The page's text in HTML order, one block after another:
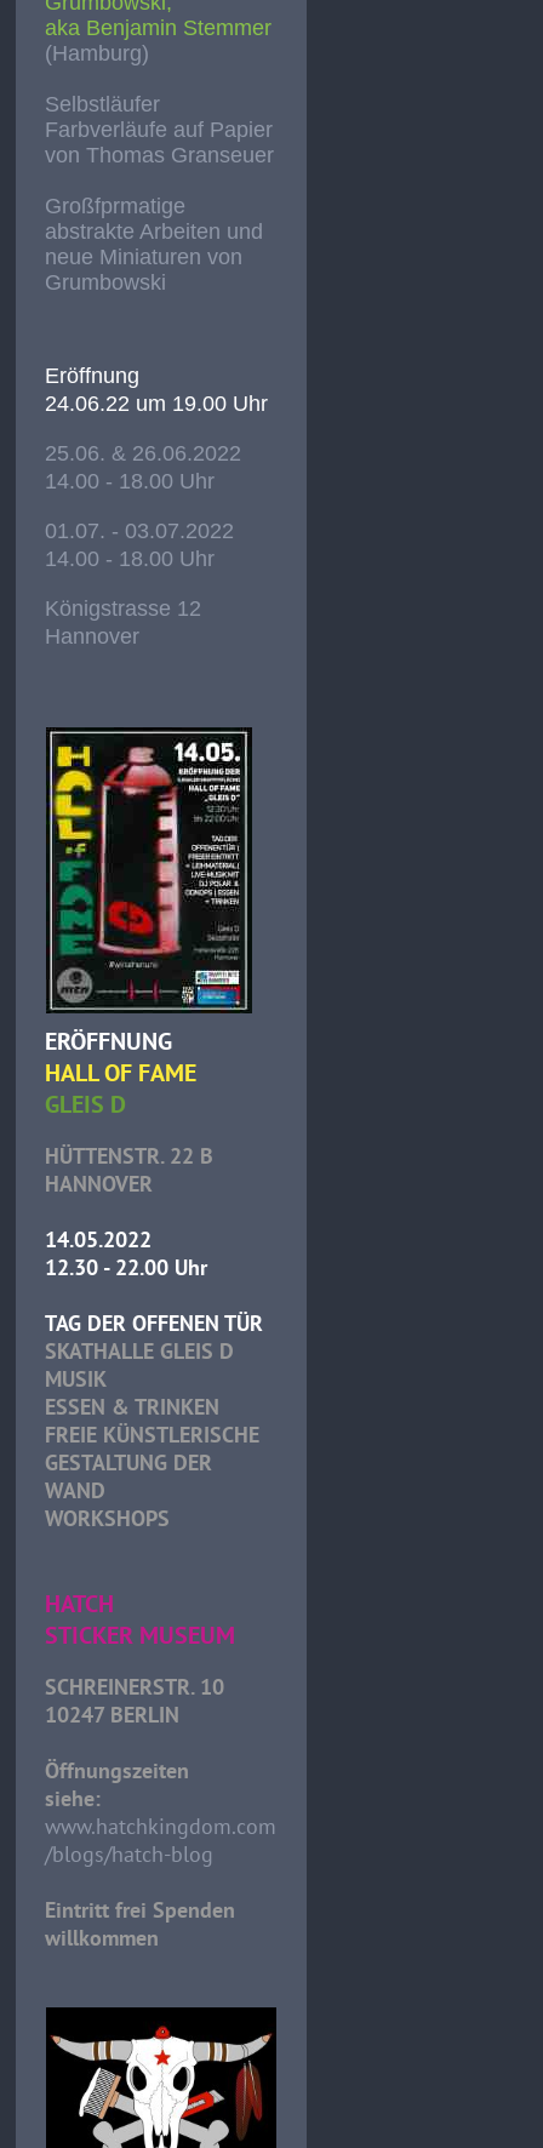
aka Benjamin Stemmer
(Hamburg)
Selbstläufer
Farbverläufe auf Papier
von Thomas Granseuer
Großfprmatige
abstrakte Arbeiten und
neue Miniaturen von
Grumbowski
Eröffnung
24.06.22 um 19.00 Uhr
25.06. & 26.06.2022
14.00 - 18.00 Uhr
01.07. - 03.07.2022
14.00 - 18.00 Uhr
Königstrasse 12
Hannover
ERÖFFNUNG
HALL OF FAME
GLEIS D
HÜTTENSTR. 22 B
HANNOVER
14.05.2022
12.30 - 22.00 Uhr
TAG DER OFFENEN TÜR
SKATHALLE GLEIS D
MUSIK
ESSEN & TRINKEN
FREIE KÜNSTLERISCHE
GESTALTUNG DER
WAND
WORKSHOPS
HATCH
STICKER MUSEUM
SCHREINERSTR. 10
10247 BERLIN
Öffnungszeiten
siehe:
www.hatchkingdom.com
/blogs/hatch-blog
Eintritt frei Spenden
willkommen